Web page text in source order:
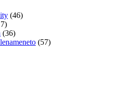
(46)
(36)
(57)